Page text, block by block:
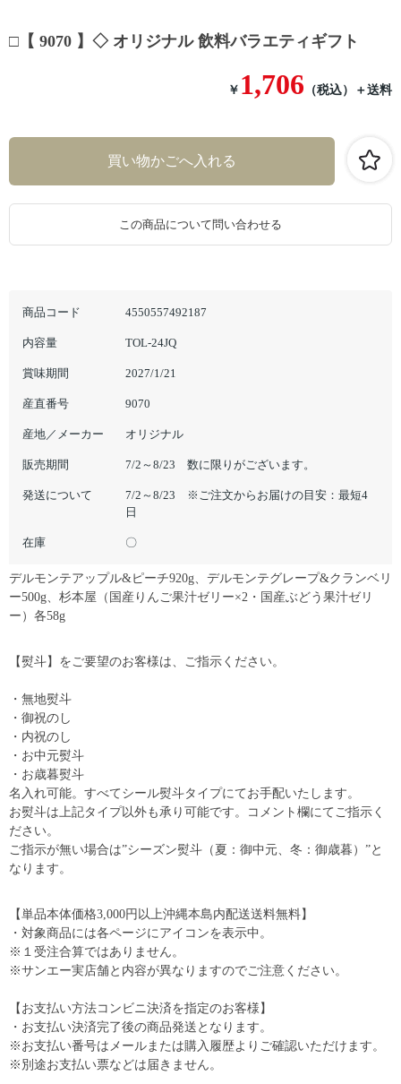
□【 9070 】◇ オリジナル 飲料バラエティギフト
￥ 1,706 （税込） ＋送料
商品コード 4550557492187
内容量 TOL-24JQ
賞味期間 2027/1/21
産直番号 9070
産地／メーカー オリジナル
販売期間 7/2～8/23 数に限りがございます。
発送について
7/2～8/23 ※ご注文からお届けの目安：最短4
日
在庫 〇
この商品について問い合わせる
デルモンテアップル&ピーチ920g、デルモンテグレープ&クランベリ
ー500g、杉本屋（国産りんご果汁ゼリー×2・国産ぶどう果汁ゼリ
ー）各58g
【熨斗】をご要望のお客様は、ご指示ください。
・無地熨斗
・御祝のし
・内祝のし
・お中元熨斗
・お歳暮熨斗
名入れ可能。すべてシール熨斗タイプにてお手配いたします。
お熨斗は上記タイプ以外も承り可能です。コメント欄にてご指示く
ださい。
ご指示が無い場合は”シーズン熨斗（夏：御中元、冬：御歳暮）”と
なります。
【単品本体価格3,000円以上沖縄本島内配送送料無料】
・対象商品には各ページにアイコンを表示中。
※１受注合算ではありません。
※サンエー実店舗と内容が異なりますのでご注意ください。
【お支払い方法コンビニ決済を指定のお客様】
・お支払い決済完了後の商品発送となります。
※お支払い番号はメールまたは購入履歴よりご確認いただけます。
※別途お支払い票などは届きません。